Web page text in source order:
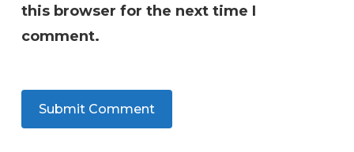
this browser for the next time I
comment.